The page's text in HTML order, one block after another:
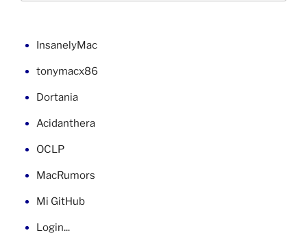
InsanelyMac
tonymacx86
Dortania
Acidanthera
OCLP
MacRumors
Mi GitHub
Login...